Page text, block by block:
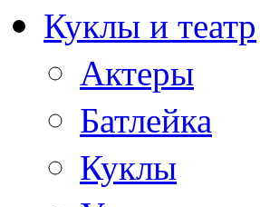
Куклы и театр
Актеры
Батлейка
Куклы